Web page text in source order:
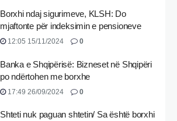
Borxhi ndaj sigurimeve, KLSH: Do
mjaftonte për indeksimin e pensioneve
12:05 15/11/2024 0
Banka e Shqipërisë: Bizneset në Shqipëri
po ndërtohen me borxhe
17:49 26/09/2024 0
Shteti nuk paguan shtetin/ Sa është borxhi